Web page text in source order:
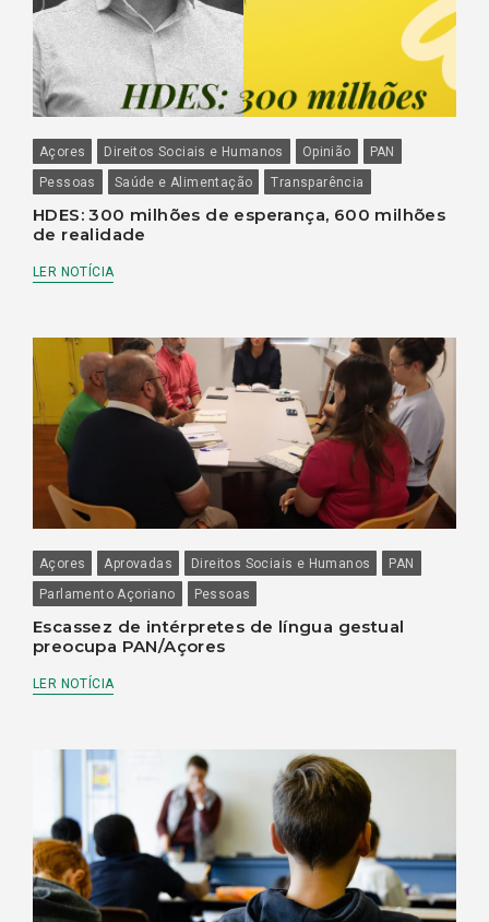
Açores Direitos Sociais e Humanos Opinião
PAN
Pessoas
Saúde e Alimentação Transparência
HDES: 300 milhões de esperança, 600 milhões
de realidade
LER NOTÍCIA
Açores Aprovadas Direitos Sociais e Humanos
PAN
Parlamento Açoriano
Pessoas
Escassez de intérpretes de língua gestual
preocupa PAN/Açores
LER NOTÍCIA